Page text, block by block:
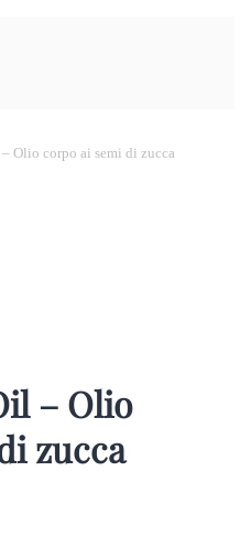
Olio corpo ai semi di zucca
– Olio
zucca